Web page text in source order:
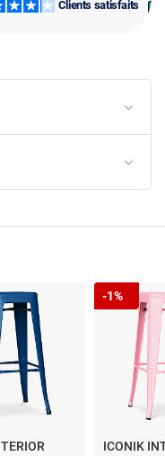
Clients satisfaits
ICONIK
-1%